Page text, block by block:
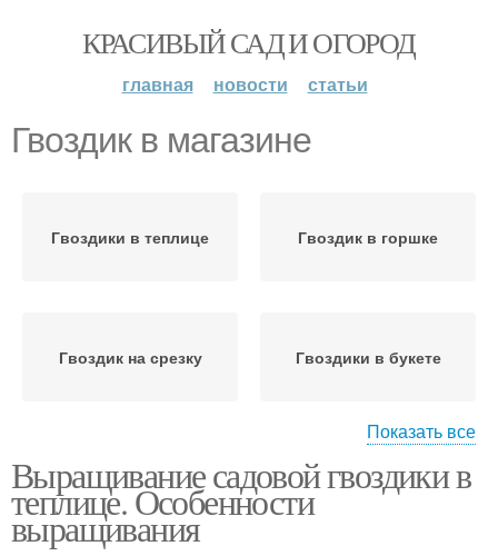
КРАСИВЫЙ САД И ОГОРОД
главная новости статьи
Гвоздик в магазине
Гвоздики в теплице Гвоздик в горшке
Гвоздик на срезку Гвоздики в букете
Устойчивые гвоздики Садовые гвоздики
Показать все
Выращивание садовой гвоздики в
теплице. Особенности
выращивания